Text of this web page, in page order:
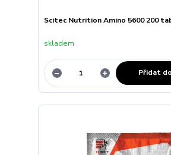
Scitec Nutrition Amino 5600 200
skladem
Přidat